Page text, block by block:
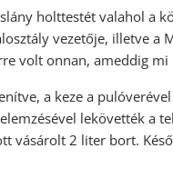
holttestét valahol a
vezetője, illetve
volt onnan, ameddig
a keze a
lekövették a
vásárolt 2 liter bort.